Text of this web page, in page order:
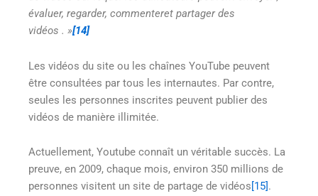
évaluer, regarder, commenteret partager des
vidéos . »[14]
Les vidéos du site ou les chaînes YouTube peuvent
être consultées par tous les internautes. Par contre,
seules les personnes inscrites peuvent publier des
vidéos de manière illimitée.
Actuellement, Youtube connaît un véritable succès. La
preuve, en 2009, chaque mois, environ 350 millions de
personnes visitent un site de partage de vidéos [15] .